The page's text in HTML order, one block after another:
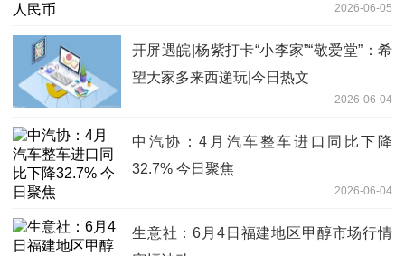
2026-06-05
开屏遇皖|杨紫打卡“小李家”“敬爱堂”：希
望大家多来西递玩|今日热文
2026-06-04
中汽协：4月汽车整车进口同比下降
32.7% 今日聚焦
2026-06-04
生意社：6月4日福建地区甲醇市场行情